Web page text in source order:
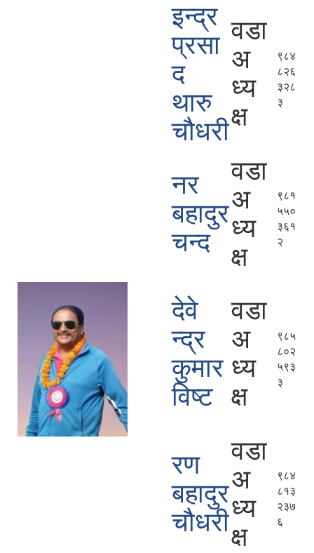
इन्द्र
प्रसा
द
थारु
चौधरी
वडा
अ
ध्य
क्ष
९८४
८२६
३२८
३
नर
बहादुर
चन्द
वडा
अ
ध्य
क्ष
९८१
५५०
३६१
२
देवे
न्द्र
कुमार
विष्ट
वडा
अ
ध्य
क्ष
९८५
८०२
५९३
३
रण
बहादुर
चौधरी
वडा
अ
ध्य
क्ष
९८४
८१३
२३७
६